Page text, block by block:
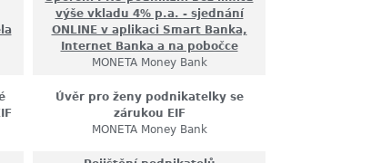
výše vkladu 4% p.a. - sjednání
ONLINE v aplikaci Smart Banka,
Internet Banka a na pobočce
MONETA Money Bank
Úvěr pro ženy podnikatelky se
zárukou EIF
MONETA Money Bank